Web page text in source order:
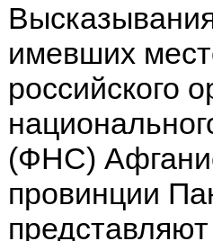
имевших
российского
(ФНС)
провинции